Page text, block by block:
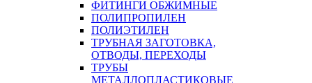
ФИТИНГИ ОБЖИМНЫЕ
ПОЛИПРОПИЛЕН
ПОЛИЭТИЛЕН
ТРУБНАЯ ЗАГОТОВКА,
ОТВОДЫ, ПЕРЕХОДЫ
ТРУБЫ
МЕТАЛЛОПЛАСТИКОВЫЕ